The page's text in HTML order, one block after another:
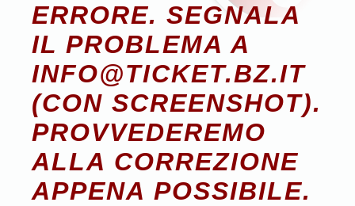
ERRORE. SEGNALA
IL PROBLEMA A
INFO@TICKET.BZ.IT
(CON SCREENSHOT).
PROVVEDEREMO
ALLA CORREZIONE
APPENA POSSIBILE.